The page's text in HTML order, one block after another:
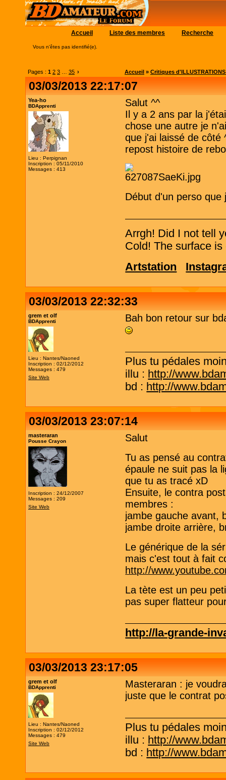
Accueil Liste des membres Recherche
Vous n'êtes pas identifié(e).
Pages : 1 2 3 35 › Accueil » Critiques
03/03/2013 22:17:07
Yea-ho
BDApprenti
Lieu : Perpignan
Inscription : 05/11/2010
Messages : 413
Salut ^^
Il y a 2 ans par la
chose une autre je
que j'ai laissé de côté
repost histoire de
Début d'un perso que
Arrgh! Did I not tell
Cold! The surface
Artstation
03/03/2013 22:32:33
grem et olf
BDApprenti
Lieu : Nantes/Naoned
Inscription : 02/12/2012
Messages : 479
Site Web
Bah bon retour sur
Plus tu pédales
illu : http://
bd : http://
03/03/2013 23:07:14
masteraran
Pousse Crayon
Inscription : 24/12/2007
Messages : 209
Site Web
Salut
Tu as pensé au
épaule ne suit pas la
que tu as tracé xD
Ensuite, le contra
membres :
jambe gauche avant,
jambe droite arrière,
Le générique de la
mais c'est tout à fait
http://
La tète est un peu
pas super flatteur
http://la-grande-
03/03/2013 23:17:05
grem et olf
BDApprenti
Lieu : Nantes/Naoned
Inscription : 02/12/2012
Messages : 479
Site Web
Masteraran : je
juste que le contrat
Plus tu pédales
illu : http://
bd : http://